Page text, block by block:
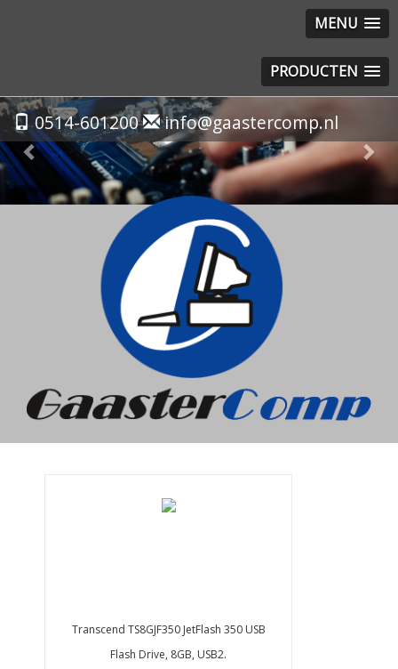
MENU
PRODUCTEN
0514-601200 info@gaastercomp.nl
Previous
Transcend TS8GJF350 JetFlash 350 USB
Flash Drive, 8GB, USB2.